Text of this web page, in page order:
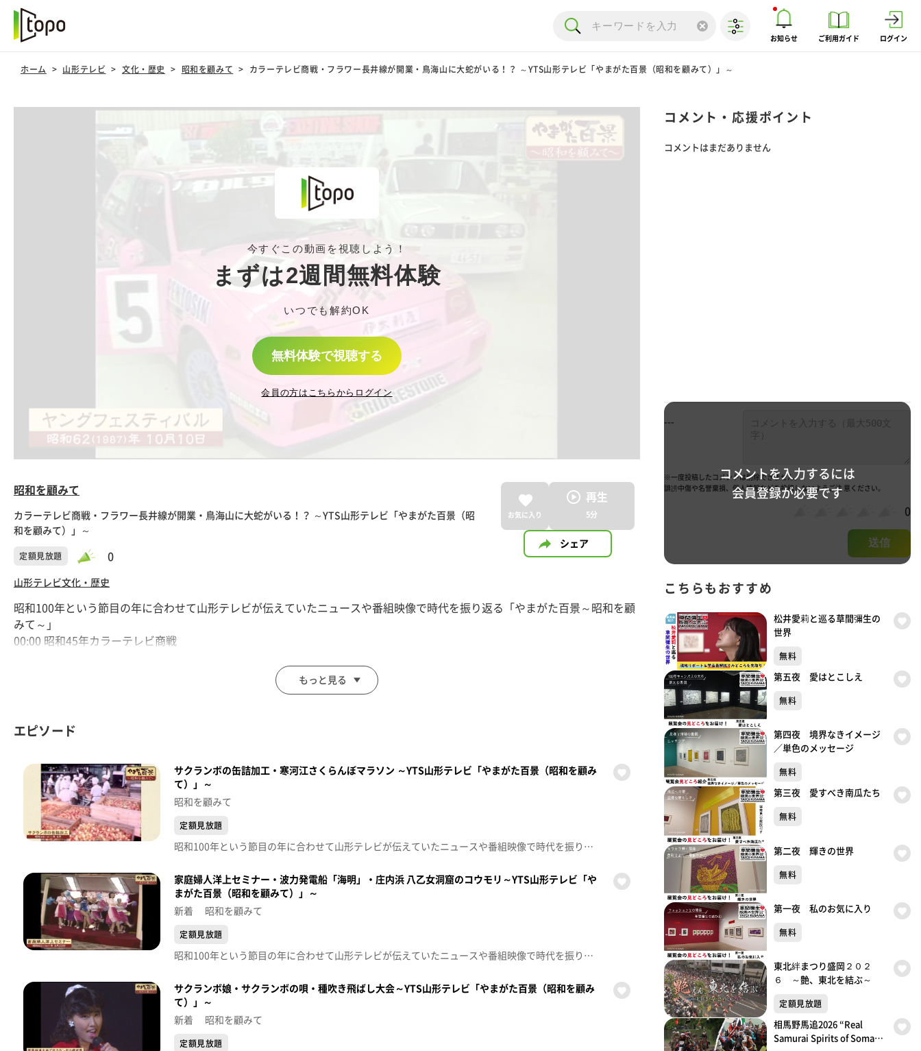
お知らせ ご利用ガイド ログイン
ホーム 山形テレビ 文化・歴史 昭和を顧みて カラーテレビ商戦・フラワー長井線が開業・鳥海山に大蛇がいる！？ ～YTS山形テレビ「やまがた百景（昭和を顧みて）」～
今すぐこの動画を視聴しよう！
まずは2週間無料体験
いつでも解約OK
無料体験で視聴する
会員の方はこちらからログイン
昭和を顧みて
カラーテレビ商戦・フラワー長井線が開業・鳥海山に大蛇がいる！？ ～YTS山形テレビ「やまがた百景（昭
和を顧みて）」～
定額見放題 0
お気に入り
再生
5分
シェア
山形テレビ文化・歴史
昭和100年という節目の年に合わせて山形テレビが伝えていたニュースや番組映像で時代を振り返る「やまがた百景～昭和を顧
みて～」
00:00 昭和45年カラーテレビ商戦
00:51 昭和49年 チャンネルはU①鳥海山に大蛇がいる！？
03:16 昭和53年 酒田大火復興地域に大型店OPEN
03:35 昭和59年 酒田どんしゃんまつり
04:12 昭和63年 フラワー長井線が開業
04:40 昭和63年 オリンピックと競うリレーマラソン
もっと見る
エピソード
サクランボの缶詰加工・寒河江さくらんぼマラソン ～YTS山形テレビ「やまがた百景（昭和を顧み
て）」～
昭和を顧みて
定額見放題
昭和100年という節目の年に合わせて山形テレビが伝えていたニュースや番組映像で時代を振り返る「やまがた百景～昭和を顧みて～」00:00 昭和46年 サクランボの缶詰加工00:36 昭和54年 寒河江さくらんぼマラソン
家庭婦人洋上セミナー・波力発電船「海明」・庄内浜 八乙女洞窟のコウモリ～YTS山形テレビ「や
まがた百景（昭和を顧みて）」～
新着 昭和を顧みて
定額見放題
昭和100年という節目の年に合わせて山形テレビが伝えていたニュースや番組映像で時代を振り返る「やまがた百景～昭和を顧みて～」昭和60年 飛島海水浴場が完成昭和57年 ウインドサーフィン選手権昭和62年 家庭婦人洋上セミナー昭和62年 サクラマスの海中飼育昭和58年 海底油田の探索開始昭和55年 波力発電船「海明」一般送電昭和59年 「鬼のくる海」放送昭和63年 庄内浜 八乙女洞窟のコウモリ
サクランボ娘・サクランボの唄・種吹き飛ばし大会～YTS山形テレビ「やまがた百景（昭和を顧み
て）」～
新着 昭和を顧みて
定額見放題
コメント・応援ポイント
コメントはまだありません
コメントを入力するには
会員登録が必要です
---
※一度投稿したコメントは削除できません。
誹謗中傷や名誉棄損、個人情報などを投稿しないようご注 意ください。
0
送信
こちらもおすすめ
松井愛莉と巡る草間彌生の
世界
無料
第五夜 愛はとこしえ
無料
第四夜 境界なきイメージ
／単色のメッセージ
無料
第三夜 愛すべき南瓜たち
無料
第二夜 輝きの世界
無料
第一夜 私のお気に入り
無料
東北絆まつり盛岡２０２
６ ～艶、東北を結ぶ～
定額見放題
相馬野馬追2026 “Real
Samurai Spirits of Soma